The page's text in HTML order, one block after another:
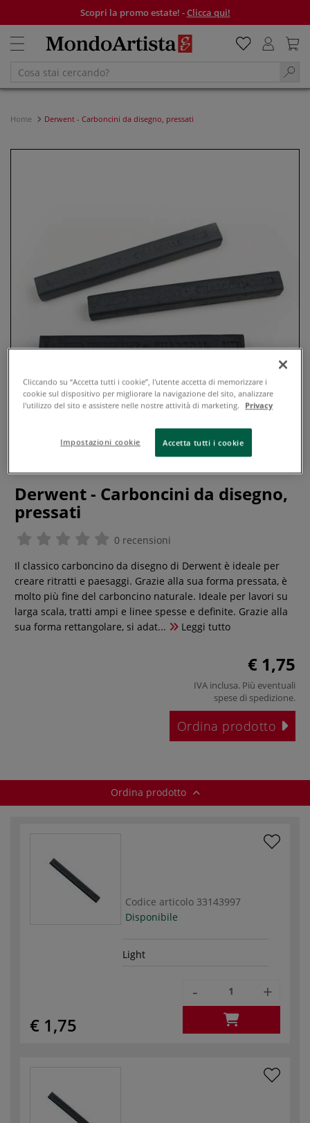
Scopri la promo estate! -Clicca qui!
Home Derwent - Carboncini da disegno, pressati
Derwent - Carboncini da disegno,
pressati
0 recensioni
Il classico carboncino da disegno di Derwent è ideale per
creare ritratti e paesaggi. Grazie alla sua forma pressata, è
molto più fine del carboncino naturale. Ideale per lavori su
larga scala, tratti ampi e linee spesse e definite. Grazie alla
sua forma rettangolare, si adat...
Leggi tutto
€ 1,75
IVA inclusa. Più eventuali
spese di spedizione.
Ordina prodotto
Ordina prodotto
Codice articolo 33143997
Disponibile
Light
€ 1,75
- +
Cliccando su “Accetta tutti i cookie”, l'utente accetta di memorizzare i
cookie sul dispositivo per migliorare la navigazione del sito, analizzare
l'utilizzo del sito e assistere nelle nostre attività di marketing.
Privacy
Impostazioni cookie Accetta tutti i cookie